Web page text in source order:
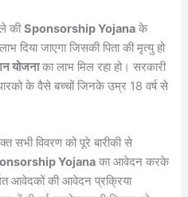
कीSponsorship Yojana के
दिया जाएगा जिसकी पिता की मृत्यु हो
योजनाका लाभ मिल रहा हो। सरकारी
के वैसे बच्चों जिनके उम्र 18 वर्ष से
सभी विवरण को पूरे बारीकी से
Yojana का आवेदन करके
आवेदकों की आवेदन प्रक्रिया